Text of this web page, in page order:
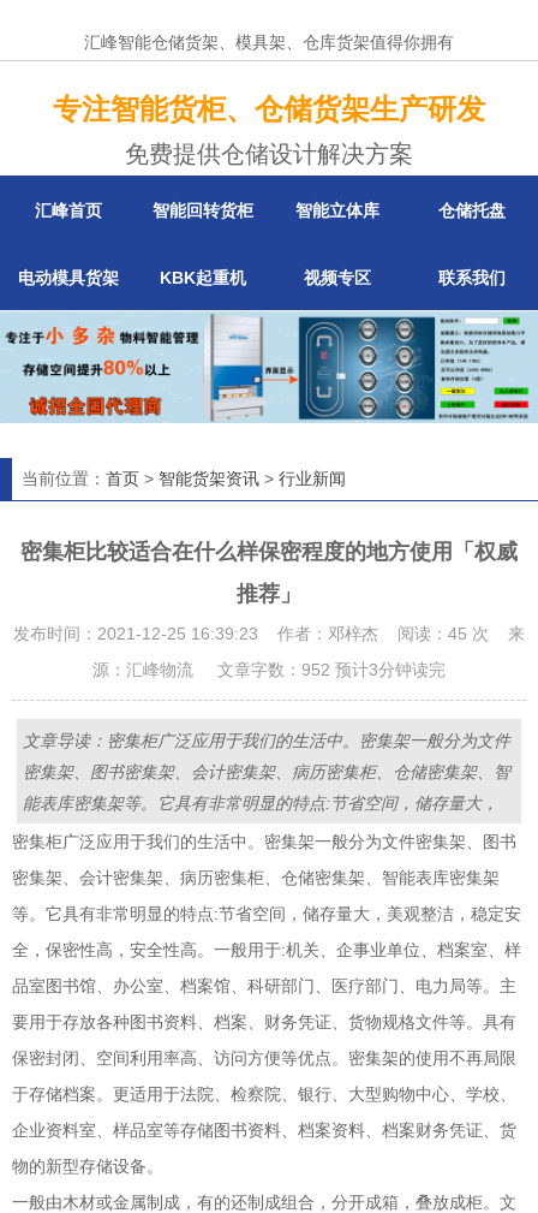
汇峰智能仓储货架、模具架、仓库货架值得你拥有
专注智能货柜、仓储货架生产研发
免费提供仓储设计解决方案
汇峰首页 智能回转货柜 智能立体库 仓储托盘
电动模具货架 KBK起重机 视频专区 联系我们
当前位置： 首页 > 智能货架资讯 > 行业新闻
密集柜比较适合在什么样保密程度的地方使用「权威
推荐」
发布时间：2021-12-25 16:39:23 作者：邓梓杰 阅读：45 次 来
源：汇峰物流 文章字数：952 预计3分钟读完
文章导读：密集柜广泛应用于我们的生活中。密集架一般分为文件
密集架、图书密集架、会计密集架、病历密集柜、仓储密集架、智
能表库密集架等。它具有非常明显的特点:节省空间，储存量大，
密集柜广泛应用于我们的生活中。密集架一般分为文件密集架、图书
密集架、会计密集架、病历密集柜、仓储密集架、智能表库密集架
等。它具有非常明显的特点:节省空间，储存量大，美观整洁，稳定安
全，保密性高，安全性高。一般用于:机关、企事业单位、档案室、样
品室图书馆、办公室、档案馆、科研部门、医疗部门、电力局等。主
要用于存放各种图书资料、档案、财务凭证、货物规格文件等。具有
保密封闭、空间利用率高、访问方便等优点。密集架的使用不再局限
于存储档案。更适用于法院、检察院、银行、大型购物中心、学校、
企业资料室、样品室等存储图书资料、档案资料、档案财务凭证、货
物的新型存储设备。
一般由木材或金属制成，有的还制成组合，分开成箱，叠放成柜。文